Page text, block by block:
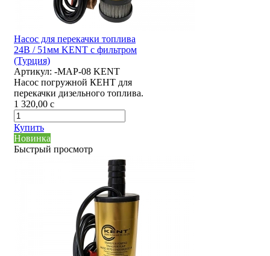
Насос для перекачки топлива
24В / 51мм KENT с фильтром
(Турция)
Артикул: -MAP-08 KENT
Насос погружной КЕНТ для
перекачки дизельного топлива.
1 320,00 c
Купить
Новинка
Быстрый просмотр